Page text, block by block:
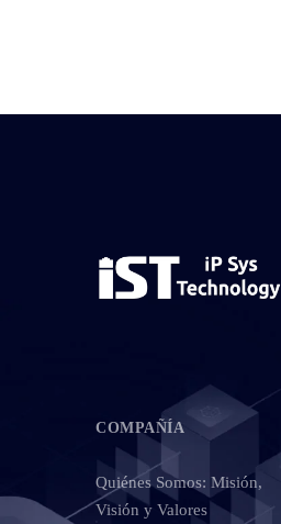
COMPAÑÍA
Quiénes Somos: Misión,
Visión y Valores